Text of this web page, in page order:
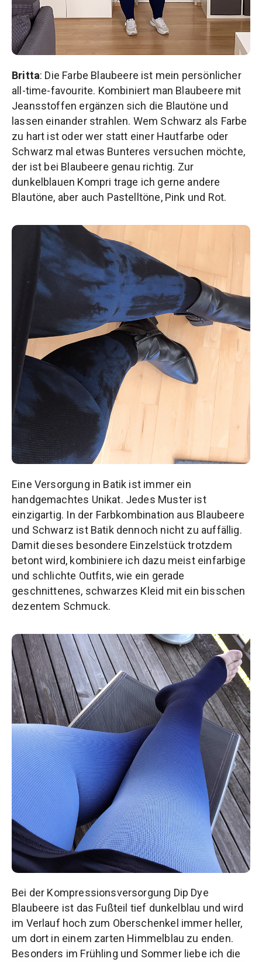
Britta: Die Farbe Blaubeere ist mein persönlicher
all-time-favourite. Kombiniert man Blaubeere mit
Jeansstoffen ergänzen sich die Blautöne und
lassen einander strahlen. Wem Schwarz als Farbe
zu hart ist oder wer statt einer Hautfarbe oder
Schwarz mal etwas Bunteres versuchen möchte,
der ist bei Blaubeere genau richtig. Zur
dunkelblauen Kompri trage ich gerne andere
Blautöne, aber auch Pastelltöne, Pink und Rot.
Eine Versorgung in Batik ist immer ein
handgemachtes Unikat. Jedes Muster ist
einzigartig. In der Farbkombination aus Blaubeere
und Schwarz ist Batik dennoch nicht zu auffällig.
Damit dieses besondere Einzelstück trotzdem
betont wird, kombiniere ich dazu meist einfarbige
und schlichte Outfits, wie ein gerade
geschnittenes, schwarzes Kleid mit ein bisschen
dezentem Schmuck.
Bei der Kompressionsversorgung Dip Dye
Blaubeere ist das Fußteil tief dunkelblau und wird
im Verlauf hoch zum Oberschenkel immer heller,
um dort in einem zarten Himmelblau zu enden.
Besonders im Frühling und Sommer liebe ich die